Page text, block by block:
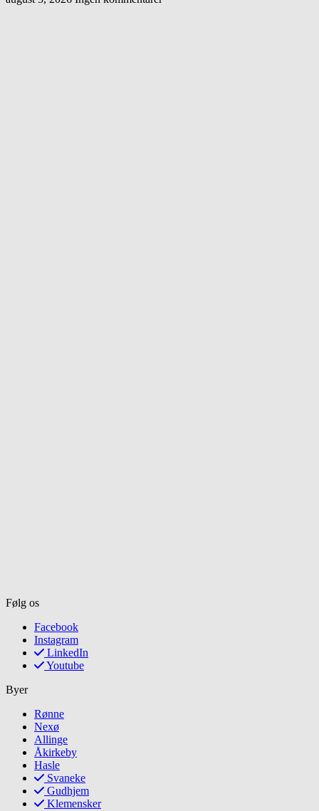
Følg os
Facebook
Instagram
LinkedIn
Youtube
Byer
Rønne
Nexø
Allinge
Åkirkeby
Hasle
Svaneke
Gudhjem
Klemensker